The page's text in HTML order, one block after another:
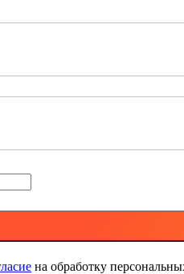
на обработку